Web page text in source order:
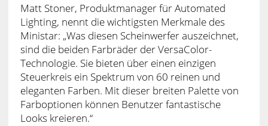
Matt Stoner, Produktmanager für Automated
Lighting, nennt die wichtigsten Merkmale des
Ministar: „Was diesen Scheinwerfer auszeichnet,
sind die beiden Farbräder der VersaColor-
Technologie. Sie bieten über einen einzigen
Steuerkreis ein Spektrum von 60 reinen und
eleganten Farben. Mit dieser breiten Palette von
Farboptionen können Benutzer fantastische
Looks kreieren.“